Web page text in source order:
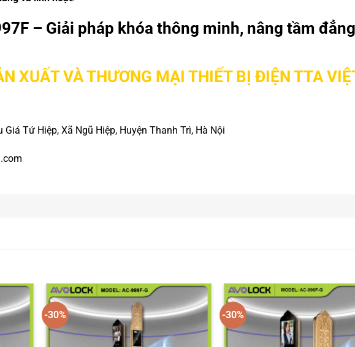
– Giải pháp khóa thông minh, nâng tầm
XUẤT VÀ THƯƠNG MẠI THIẾT BỊ ĐIỆN TTA
Tứ Hiệp, Xã Ngũ Hiệp, Huyện Thanh Trì, Hà Nội
-30% -30%